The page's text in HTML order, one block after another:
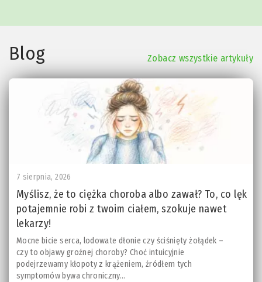
Blog Zobacz wszystkie artykuły
7 sierpnia, 2026
Myślisz, że to ciężka choroba albo zawał? To, co lęk
potajemnie robi z twoim ciałem, szokuje nawet
lekarzy!
Mocne bicie serca, lodowate dłonie czy ściśnięty żołądek –
czy to objawy groźnej choroby? Choć intuicyjnie
podejrzewamy kłopoty z krążeniem, źródłem tych
symptomów bywa chroniczny...